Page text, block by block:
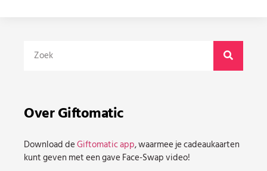
Over Giftomatic
Download deGiftomatic app, waarmee je cadeaukaarten
kunt geven met een gave Face-Swap video!